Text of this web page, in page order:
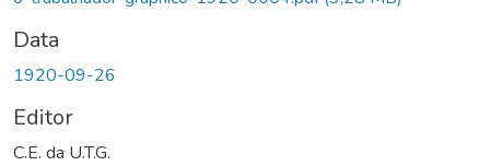
Data
1920-09-26
Editor
C.E. da U.T.G.